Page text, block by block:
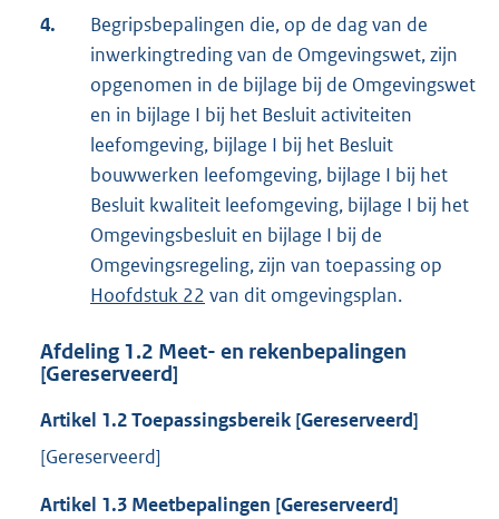
4.
Begripsbepalingen die, op de dag van de
inwerkingtreding van de Omgevingswet, zijn
opgenomen in de bijlage bij de Omgevingswet
en in bijlage I bij het Besluit activiteiten
leefomgeving, bijlage I bij het Besluit
bouwwerken leefomgeving, bijlage I bij het
Besluit kwaliteit leefomgeving, bijlage I bij het
Omgevingsbesluit en bijlage I bij de
Omgevingsregeling, zijn van toepassing op
Hoofdstuk 22 van dit omgevingsplan.
Afdeling 1.2 Meet- en rekenbepalingen
[Gereserveerd]
Artikel 1.2Toepassingsbereik [Gereserveerd]
[Gereserveerd]
Artikel 1.3 Meetbepalingen [Gereserveerd]